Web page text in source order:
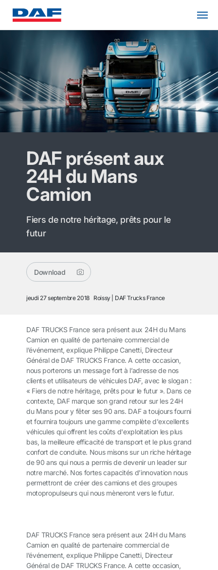
DAF présent aux
24H du Mans
Camion
Fiers de notre héritage, prêts pour le
futur
Download
jeudi 27 septembre 2018 Roissy DAF Trucks France
DAF TRUCKS France sera présent aux 24H du Mans
Camion en qualité de partenaire commercial de
l’événement, explique Philippe Canetti, Directeur
Général de DAF TRUCKS France. A cette occasion,
nous porterons un message fort à l’adresse de nos
clients et utilisateurs de véhicules DAF, avec le slogan :
« Fiers de notre héritage, prêts pour le futur ». Dans ce
contexte, DAF marque son grand retour sur les 24H
du Mans pour y fêter ses 90 ans. DAF a toujours fourni
et fournira toujours une gamme complète d'excellents
véhicules qui offrent les coûts d'exploitation les plus
bas, la meilleure efficacité de transport et le plus grand
confort de conduite. Nous misons sur un riche héritage
de 90 ans qui nous a permis de devenir un leader sur
notre marché. Nos fortes capacités d’innovation nous
permettront de créer des camions et des groupes
motopropulseurs qui nous mèneront vers le futur.
DAF TRUCKS France sera présent aux 24H du Mans
Camion en qualité de partenaire commercial de
l’événement, explique Philippe Canetti, Directeur
Général de DAF TRUCKS France. A cette occasion,